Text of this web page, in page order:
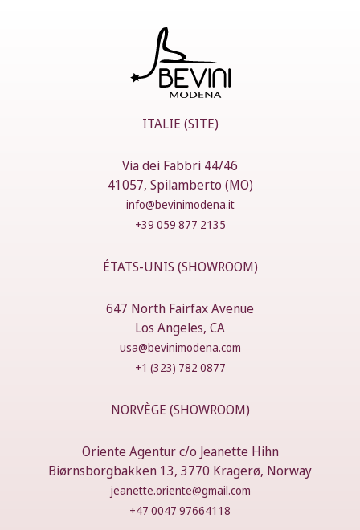
ITALIE (SITE)
Via dei Fabbri 44/46
41057, Spilamberto (MO)
info@bevinimodena.it
+39 059 877 2135
ÉTATS-UNIS (SHOWROOM)
647 North Fairfax Avenue
Los Angeles, CA
usa@bevinimodena.com
+1 (323) 782 0877
NORVÈGE (SHOWROOM)
Oriente Agentur c/o Jeanette Hihn
Biørnsborgbakken 13, 3770 Kragerø, Norway
jeanette.oriente@gmail.com
+47 0047 97664118